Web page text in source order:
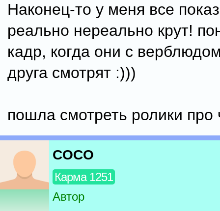
Наконец-то у меня все
реально нереально крут!
кадр, когда они с
друга смотрят :)))
пошла смотреть ролики про
COCO
Карма 1251
Автор